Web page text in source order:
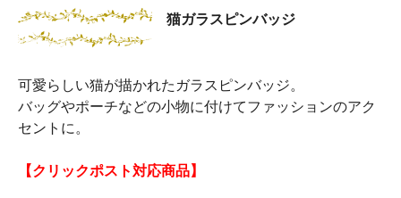
猫ガラスピンバッジ
可愛らしい猫が描かれたガラスピンバッジ。
バッグやポーチなどの小物に付けてファッションのアク
セントに。
【クリックポスト対応商品】